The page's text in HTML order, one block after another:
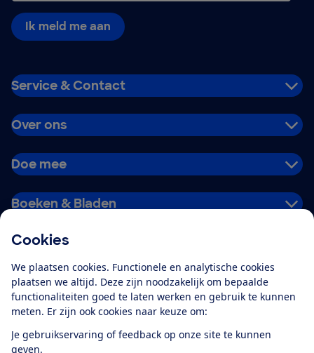
Cookies
We plaatsen cookies. Functionele en analytische cookies
plaatsen we altijd. Deze zijn noodzakelijk om bepaalde
functionaliteiten goed te laten werken en gebruik te kunnen
meten. Er zijn ook cookies naar keuze om:
Je gebruikservaring of feedback op onze site te kunnen
geven.
Ik meld me aan
Service & Contact
Over ons
Doe mee
Boeken & Bladen
Alles over de
app